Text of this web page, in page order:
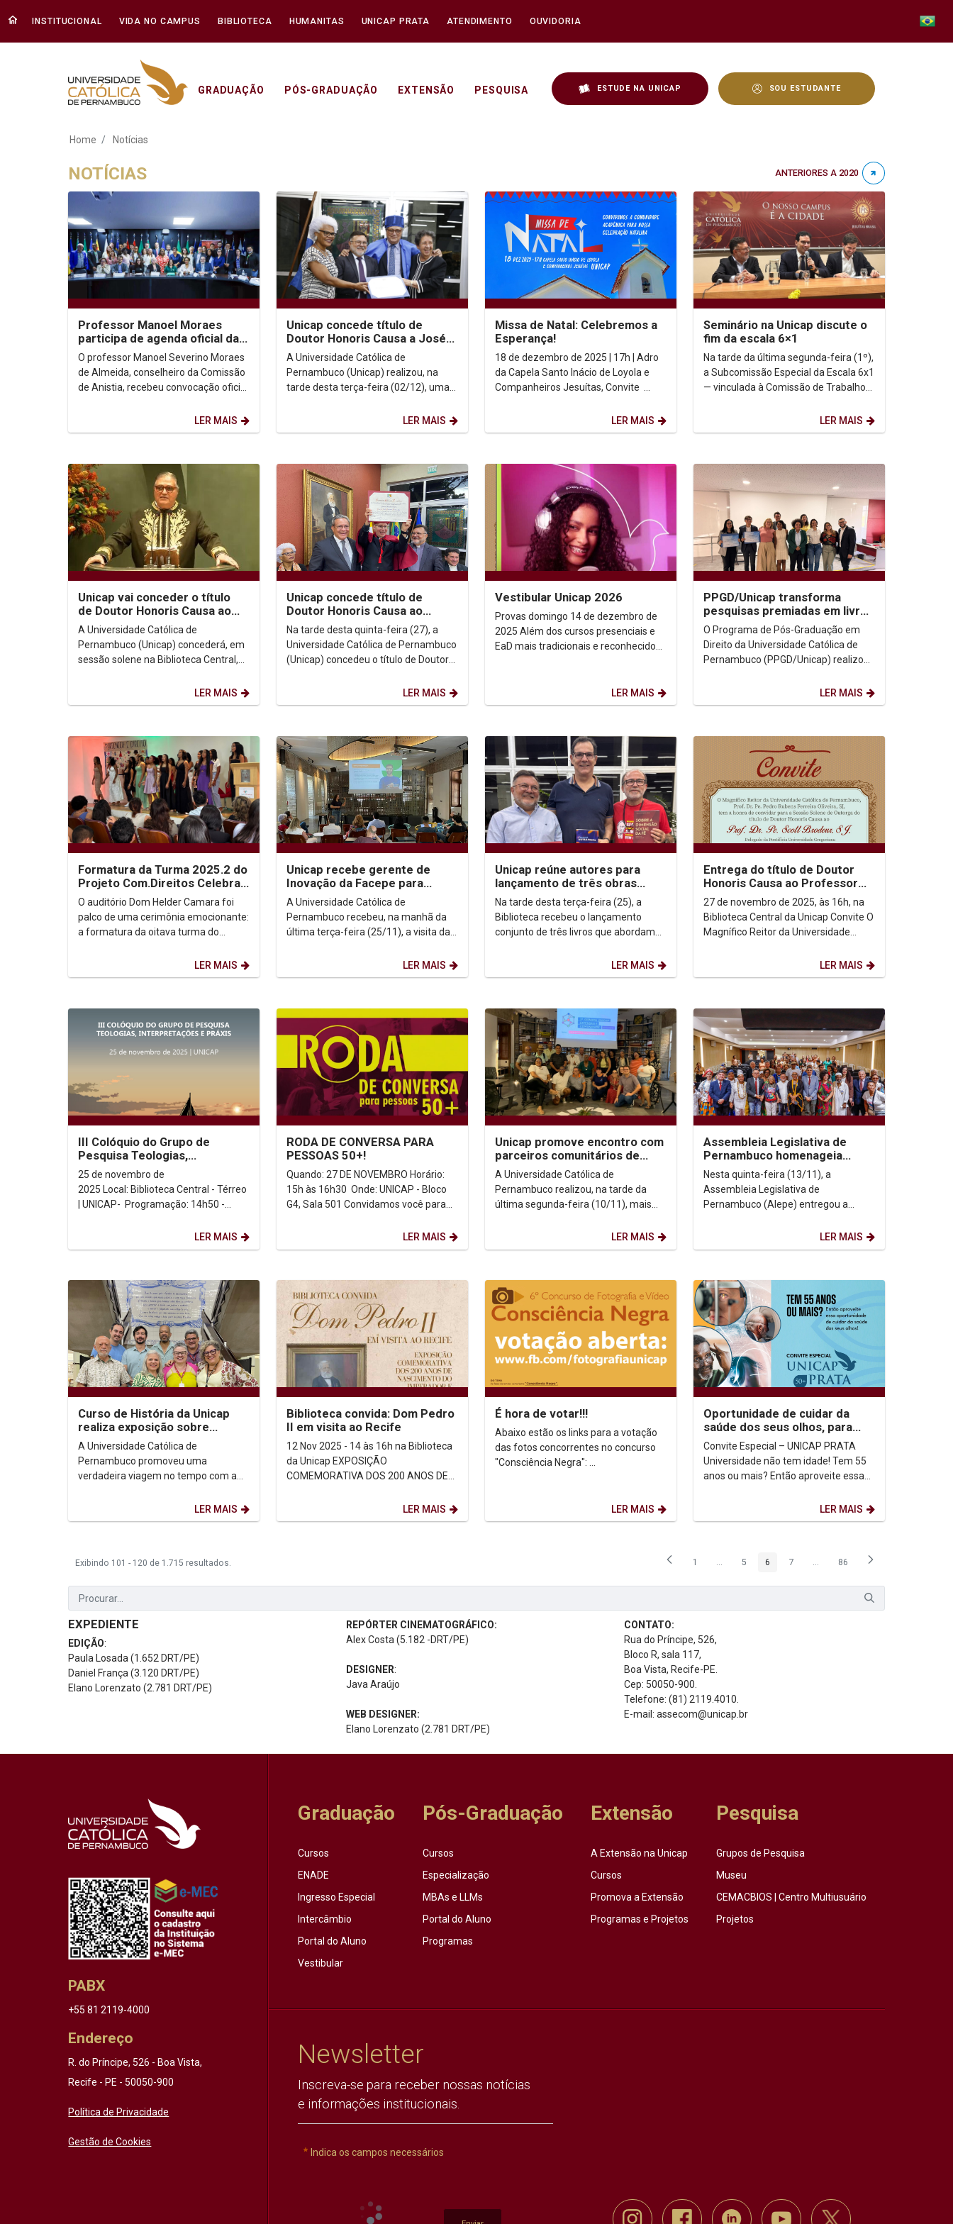
INSTITUCIONAL VIDA NO CAMPUS BIBLIOTECA HUMANITAS UNICAP PRATA ATENDIMENTO OUVIDORIA
GRADUAÇÃO PÓS-GRADUAÇÃO EXTENSÃO PESQUISA ESTUDE NA UNICAP SOU ESTUDANTE
Notícias - Unicap
Home Notícias
NOTÍCIAS ANTERIORES A 2020
Professor Manoel Moraes
participa de agenda oficial da
Comissão de Anistia ao lado da
Ministra...
O professor Manoel Severino Moraes
de Almeida, conselheiro da Comissão
de Anistia, recebeu convocação oficial
LER MAIS
Unicap concede título de
Doutor Honoris Causa a José
Paulo Cavalcanti Filho em
cerimônia histórica
A Universidade Católica de
Pernambuco (Unicap) realizou, na
tarde desta terça-feira (02/12), uma
LER MAIS
Missa de Natal: Celebremos a
Esperança!
18 de dezembro de 2025 | 17h | Adro
da Capela Santo Inácio de Loyola e
Companheiros Jesuítas, Convite
LER MAIS
Seminário na Unicap discute o
fim da escala 6×1
Na tarde da última segunda-feira (1º),
a Subcomissão Especial da Escala 6x1
— vinculada à Comissão de Trabalho
LER MAIS
Unicap vai conceder o título
de Doutor Honoris Causa ao
jurista e imortal da Academia
Brasileira...
A Universidade Católica de
Pernambuco (Unicap) concederá, em
sessão solene na Biblioteca Central,
LER MAIS
Unicap concede título de
Doutor Honoris Causa ao
Padre Scott Brodeur
Na tarde desta quinta-feira (27), a
Universidade Católica de Pernambuco
(Unicap) concedeu o título de Doutor
LER MAIS
Vestibular Unicap 2026
Provas domingo 14 de dezembro de
2025 Além dos cursos presenciais e
EaD mais tradicionais e reconhecidos
LER MAIS
PPGD/Unicap transforma
pesquisas premiadas em livros
e reforça seu protagonismo
acadêmico nacional
O Programa de Pós-Graduação em
Direito da Universidade Católica de
Pernambuco (PPGD/Unicap) realizou,
LER MAIS
Formatura da Turma 2025.2 do
Projeto Com.Direitos Celebra
Inclusão e Transformação
Social
O auditório Dom Helder Camara foi
palco de uma cerimônia emocionante:
a formatura da oitava turma do
LER MAIS
Unicap recebe gerente de
Inovação da Facepe para
apresentação do Programa
Centelha 3
A Universidade Católica de
Pernambuco recebeu, na manhã da
última terça-feira (25/11), a visita da
LER MAIS
Unicap reúne autores para
lançamento de três obras
sobre fé, filosofia e
compromisso social
Na tarde desta terça-feira (25), a
Biblioteca recebeu o lançamento
conjunto de três livros que abordam
LER MAIS
Entrega do título de Doutor
Honoris Causa ao Professor
Doutor Padre Scott Brodeur
27 de novembro de 2025, às 16h, na
Biblioteca Central da Unicap Convite O
Magnífico Reitor da Universidade
LER MAIS
III Colóquio do Grupo de
Pesquisa Teologias,
Interpretações e Praxis
25 de novembro de
2025 Local: Biblioteca Central - Térreo
| UNICAP- Programação: 14h50 -
LER MAIS
RODA DE CONVERSA PARA
PESSOAS 50+!
Quando: 27 DE NOVEMBRO Horário:
15h às 16h30 Onde: UNICAP - Bloco
G4, Sala 501 Convidamos você para
LER MAIS
Unicap promove encontro com
parceiros comunitários de
Santo Amaro durante a 3ª
Jornada de...
A Universidade Católica de
Pernambuco realizou, na tarde da
última segunda-feira (10/11), mais
LER MAIS
Assembleia Legislativa de
Pernambuco homenageia
Valdenice José Raimundo com
Medalha Marta Almeida...
Nesta quinta-feira (13/11), a
Assembleia Legislativa de
Pernambuco (Alepe) entregou a
personalidades e instituições que se...
LER MAIS
Curso de História da Unicap
realiza exposição sobre
passagem de Dom Pedro II por
Pernambuco
A Universidade Católica de
Pernambuco promoveu uma
verdadeira viagem no tempo com a
coleção, organizado pelo professor...
LER MAIS
Biblioteca convida: Dom Pedro
II em visita ao Recife
12 Nov 2025 - 14 às 16h na Biblioteca
da Unicap EXPOSIÇÃO
COMEMORATIVA DOS 200 ANOS DE
ANOS DE SUA VINDA AO RECIFE ...
LER MAIS
É hora de votar!!!
Abaixo estão os links para a votação
das fotos concorrentes no concurso
"Consciência Negra": ...
LER MAIS
Oportunidade de cuidar da
saúde dos seus olhos, para
quem tem 55 anos ou mais
Convite Especial – UNICAP PRATA
Universidade não tem idade! Tem 55
anos ou mais? Então aproveite essa
LER MAIS
Exibindo 101 - 120 de 1.715 resultados. Página
1 ...Páginas intermediárias Usar ABA para navegar.
Página
5 Página
6 Página
7 ...Páginas intermediárias Usar ABA
Página
86
EXPEDIENTE
EDIÇÃO:
Paula Losada (1.652 DRT/PE)
Daniel França (3.120 DRT/PE)
Elano Lorenzato (2.781 DRT/PE)
REPÓRTER CINEMATOGRÁFICO:
Alex Costa (5.182 -DRT/PE)
DESIGNER:
Java Araújo
WEB DESIGNER:
Elano Lorenzato (2.781 DRT/PE)
CONTATO:
Rua do Príncipe, 526,
Bloco R, sala 117,
Boa Vista, Recife-PE.
Cep: 50050-900.
Telefone: (81) 2119.4010.
E-mail: assecom@unicap.br
PABX
+55 81 2119-4000
Endereço
R. do Príncipe, 526 - Boa Vista,
Recife - PE - 50050-900
Política de Privacidade
Gestão de Cookies
Graduação
Cursos
ENADE
Ingresso Especial
Intercâmbio
Portal do Aluno
Vestibular
Pós-Graduação
Cursos
Especialização
MBAs e LLMs
Portal do Aluno
Programas
Extensão
A Extensão na Unicap
Cursos
Promova a Extensão
Programas e Projetos
Pesquisa
Grupos de Pesquisa
Museu
CEMACBIOS | Centro Multiusuário
Projetos
Newsletter
Inscreva-se para receber nossas notícias
e informações institucionais.
Indica os campos necessários